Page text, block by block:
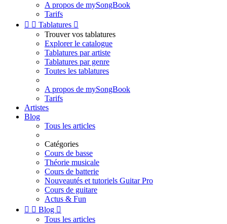
A propos de mySongBook
Tarifs
  Tablatures 
Trouver vos tablatures
Explorer le catalogue
Tablatures par artiste
Tablatures par genre
Toutes les tablatures
A propos de mySongBook
Tarifs
Artistes
Blog
Tous les articles
Catégories
Cours de basse
Théorie musicale
Cours de batterie
Nouveautés et tutoriels Guitar Pro
Cours de guitare
Actus & Fun
  Blog 
Tous les articles